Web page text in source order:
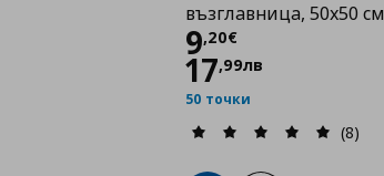
възглавница, 50x50 см
9,20€
Цена
17,99лв
50 точки
(8)